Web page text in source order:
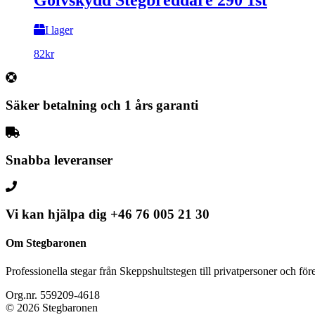
I lager
82kr
Säker betalning och 1 års garanti
Snabba leveranser
Vi kan hjälpa dig +46 76 005 21 30
Om Stegbaronen
Professionella stegar från Skeppshultstegen till privatpersoner och
Org.nr. 559209-4618
© 2026 Stegbaronen